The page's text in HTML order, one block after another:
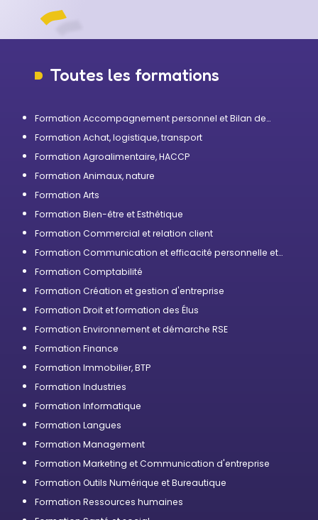
Toutes les formations
Formation Accompagnement personnel et Bilan de
Formation Achat, logistique, transport
Formation Agroalimentaire, HACCP
Formation Animaux, nature
Formation Arts
Formation Bien-être et Esthétique
Formation Commercial et relation client
Formation Communication et efficacité personnelle et
Formation Comptabilité
Formation Création et gestion d'entreprise
Formation Droit et formation des Élus
Formation Environnement et démarche RSE
Formation Finance
Formation Immobilier, BTP
Formation Industries
Formation Informatique
Formation Langues
Formation Management
Formation Marketing et Communication d'entreprise
Formation Outils Numérique et Bureautique
Formation Ressources humaines